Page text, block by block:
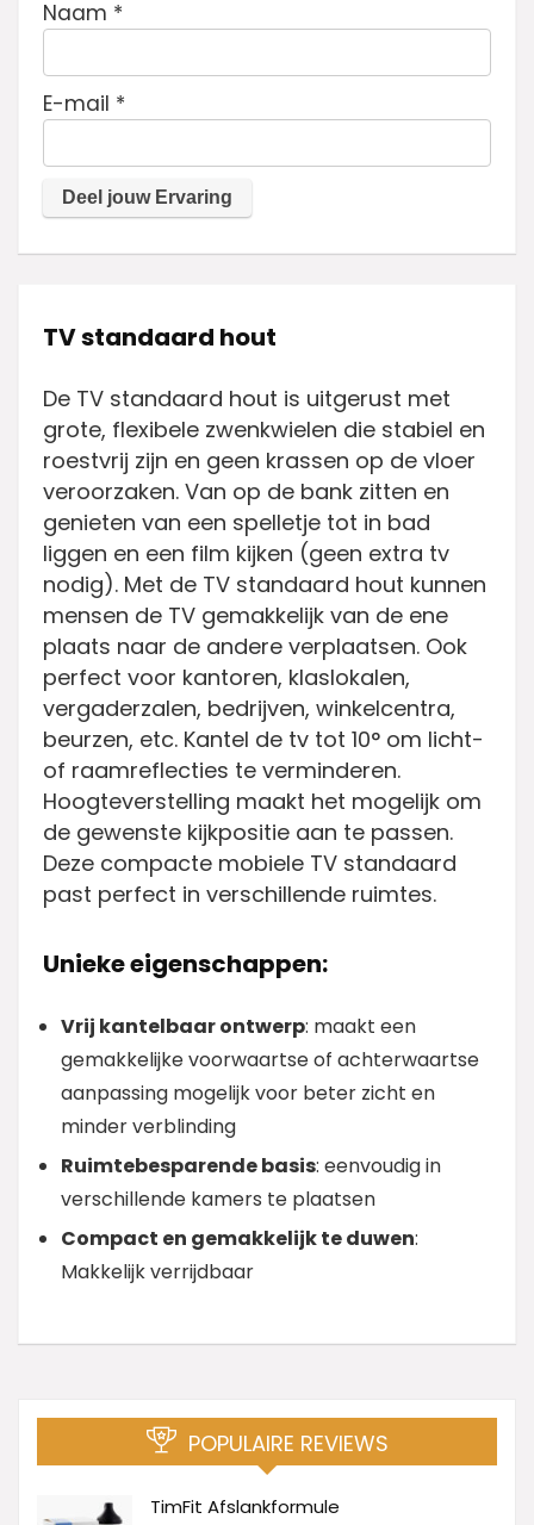
Naam *
E-mail *
TV standaard hout
De TV standaard hout is uitgerust met
grote, flexibele zwenkwielen die stabiel en
roestvrij zijn en geen krassen op de vloer
veroorzaken. Van op de bank zitten en
genieten van een spelletje tot in bad
liggen en een film kijken (geen extra tv
nodig). Met de TV standaard hout kunnen
mensen de TV gemakkelijk van de ene
plaats naar de andere verplaatsen. Ook
perfect voor kantoren, klaslokalen,
vergaderzalen, bedrijven, winkelcentra,
beurzen, etc. Kantel de tv tot 10° om licht-
of raamreflecties te verminderen.
Hoogteverstelling maakt het mogelijk om
de gewenste kijkpositie aan te passen.
Deze compacte mobiele TV standaard
past perfect in verschillende ruimtes.
Unieke eigenschappen:
Vrij kantelbaar ontwerp: maakt een
gemakkelijke voorwaartse of achterwaartse
aanpassing mogelijk voor beter zicht en
minder verblinding
Ruimtebesparende basis: eenvoudig in
verschillende kamers te plaatsen
Compact en gemakkelijk te duwen:
Makkelijk verrijdbaar
POPULAIRE REVIEWS
TimFit Afslankformule